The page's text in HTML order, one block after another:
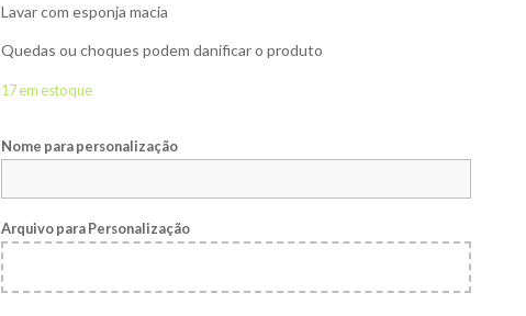
Lavar com esponja macia
Quedas ou choques podem danificar o produto
17 em estoque
Nome para personalização
Arquivo para Personalização